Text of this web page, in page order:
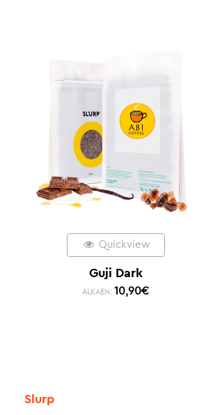
Quickview
Guji Dark
ALKAEN: 10,90€
Slurp